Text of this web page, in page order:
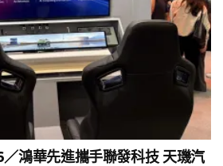
鴻華先進攜手聯發科技 天璣汽